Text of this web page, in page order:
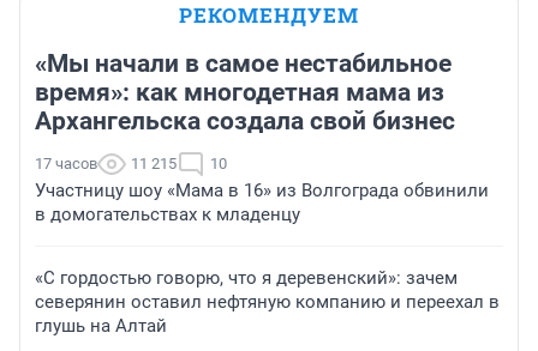
РЕКОМЕНДУЕМ
«Мы начали в самое нестабильное
время»: как многодетная мама из
Архангельска создала свой бизнес
17 часов 11 215 10
Участницу шоу «Мама в 16» из Волгограда обвинили
в домогательствах к младенцу
«С гордостью говорю, что я деревенский»: зачем
северянин оставил нефтяную компанию и переехал в
глушь на Алтай